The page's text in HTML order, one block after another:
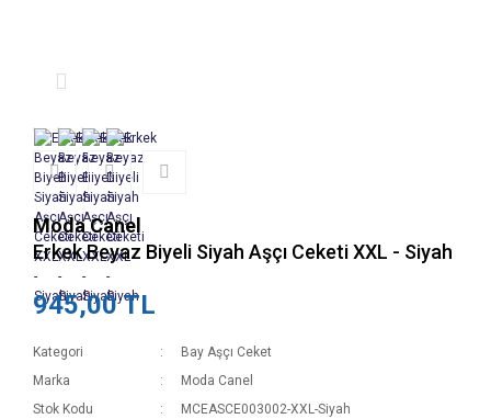
Moda Canel
Erkek Beyaz Biyeli Siyah Aşçı Ceketi XXL - Siyah
945,00 TL
Kategori
Bay Aşçı Ceket
Marka
Moda Canel
Stok Kodu
MCEASCE003002-XXL-Siyah